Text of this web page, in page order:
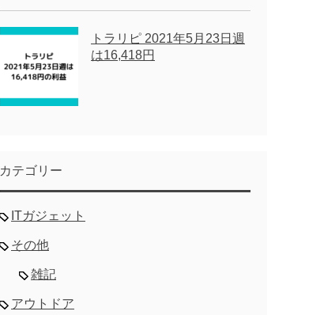
トラリピ 2021年5月23日週
は16,418円
カテゴリー
ITガジェット
その他
雑記
アウトドア